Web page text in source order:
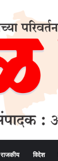
राजकीय विदेश